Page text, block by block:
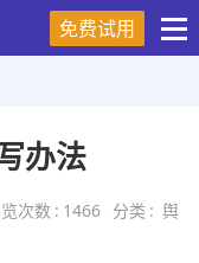
免费试用
办法
次数 : 1466 分类 : 舆